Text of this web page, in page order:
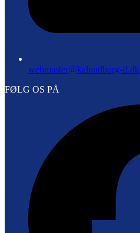
webmaster@kalundborg-if.dk
FØLG OS PÅ